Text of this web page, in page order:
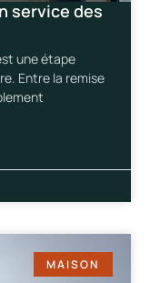
service des
une étape
Entre la remise
MAISON